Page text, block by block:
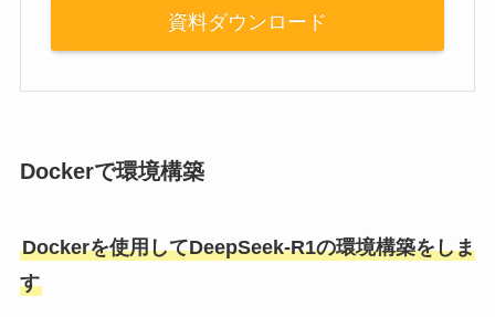
資料ダウンロード
Dockerで環境構築
Dockerを使用してDeepSeek-R1の環境構築をしま
す